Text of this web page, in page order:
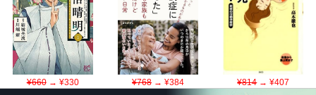
¥660→ ¥330 ¥768→ ¥384 ¥814→ ¥407